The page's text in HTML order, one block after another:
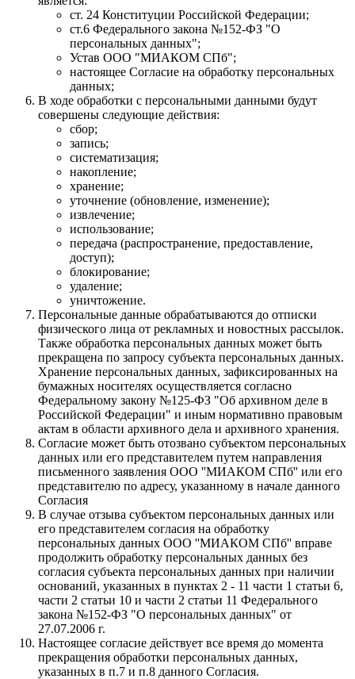
ст. 24 Конституции Российской Федерации;
ст.6 Федерального закона №152-ФЗ "О
персональных данных";
Устав ООО "МИАКОМ СПб";
настоящее Согласие на обработку персональных
данных;
В ходе обработки с персональными данными будут
совершены следующие действия:
сбор;
запись;
систематизация;
накопление;
хранение;
уточнение (обновление, изменение);
извлечение;
использование;
передача (распространение, предоставление,
доступ);
блокирование;
удаление;
уничтожение.
Персональные данные обрабатываются до отписки
физического лица от рекламных и новостных рассылок.
Также обработка персональных данных может быть
прекращена по запросу субъекта персональных данных.
Хранение персональных данных, зафиксированных на
бумажных носителях осуществляется согласно
Федеральному закону №125-ФЗ "Об архивном деле в
Российской Федерации" и иным нормативно правовым
актам в области архивного дела и архивного хранения.
Согласие может быть отозвано субъектом персональных
данных или его представителем путем направления
письменного заявления ООО ''МИАКОМ СПб'' или его
представителю по адресу, указанному в начале данного
Согласия
В случае отзыва субъектом персональных данных или
его представителем согласия на обработку
персональных данных ООО ''МИАКОМ СПб'' вправе
продолжить обработку персональных данных без
согласия субъекта персональных данных при наличии
оснований, указанных в пунктах 2 - 11 части 1 статьи 6,
части 2 статьи 10 и части 2 статьи 11 Федерального
закона №152-ФЗ "О персональных данных" от
27.07.2006 г.
Настоящее согласие действует все время до момента
прекращения обработки персональных данных,
указанных в п.7 и п.8 данного Согласия.